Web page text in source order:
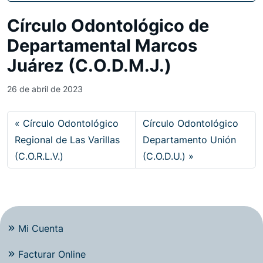
Círculo Odontológico de
Departamental Marcos
Juárez (C.O.D.M.J.)
26 de abril de 2023
Círculo Odontológico
Regional de Las Varillas
(C.O.R.L.V.)
Círculo Odontológico
Departamento Unión
(C.O.D.U.)
Mi Cuenta
Facturar Online